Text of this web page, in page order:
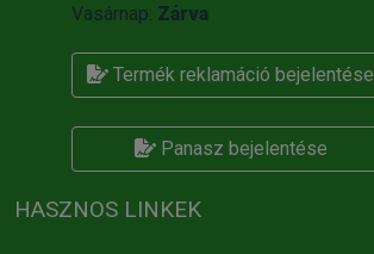
Vasárnap: Zárva
Termék reklamáció bejelentése
Panasz bejelentése
HASZNOS LINKEK